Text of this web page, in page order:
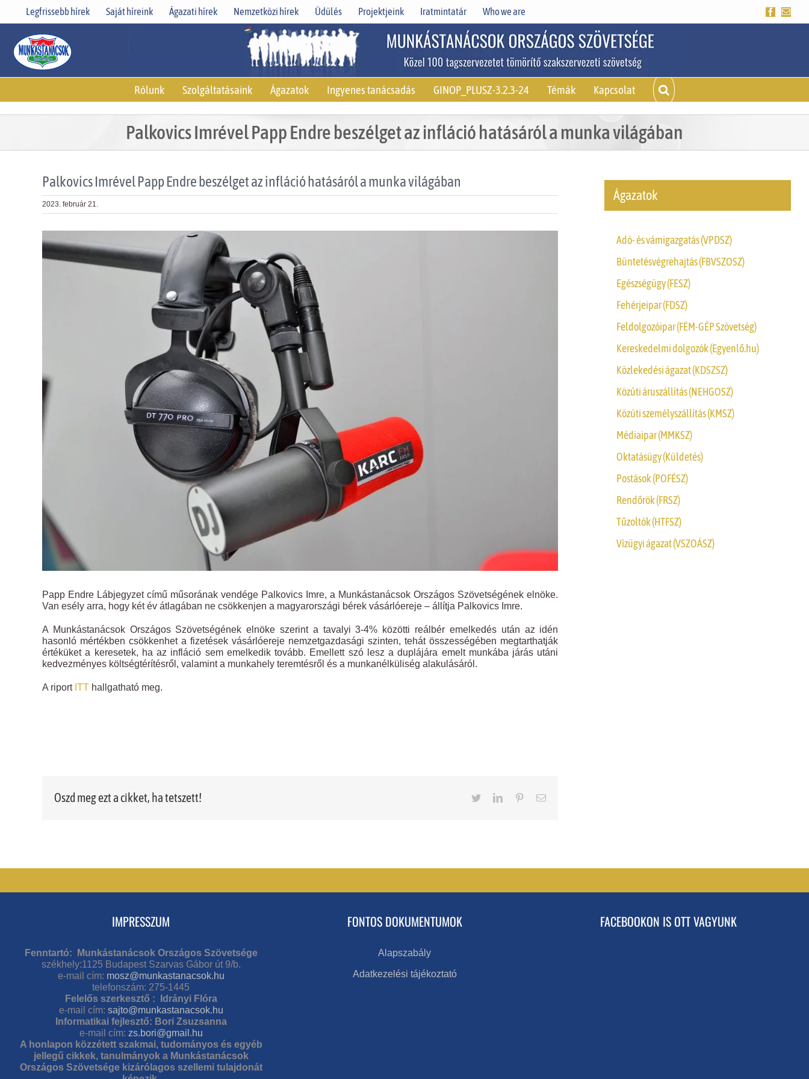
Legfrissebb hírek Saját híreink Ágazati hírek Nemzetközi hírek Üdülés Projektjeink Iratmintatár Who we are Facebook
Rólunk Szolgáltatásaink Ágazatok Ingyenes tanácsadás GINOP_PLUSZ-3.2.3-24 Témák Kapcsolat
Palkovics Imrével Papp Endre beszélget az infláció hatásáról a munka világában
Palkovics Imrével Papp Endre beszélget az infláció hatásáról a munka világában
2023. február 21.
Larger
Image
Papp Endre Lábjegyzet című műsorának vendége Palkovics Imre, a Munkástanácsok Országos Szövetségének elnöke.
Van esély arra, hogy két év átlagában ne csökkenjen a magyarországi bérek vásárlóereje – állítja Palkovics Imre.
A Munkástanácsok Országos Szövetségének elnöke szerint a tavalyi 3-4% közötti reálbér emelkedés után az idén
hasonló mértékben csökkenhet a fizetések vásárlóereje nemzetgazdasági szinten, tehát összességében megtarthatják
értéküket a keresetek, ha az infláció sem emelkedik tovább. Emellett szó lesz a duplájára emelt munkába járás utáni
kedvezményes költségtérítésről, valamint a munkahely teremtésről és a munkanélküliség alakulásáról.
A riport ITT hallgatható meg.
Oszd meg ezt a cikket, ha tetszett! TwitterLinkedInPinterestEmail
Ágazatok
Adó- és vámigazgatás (VPDSZ)
Büntetésvégrehajtás (FBVSZOSZ)
Egészségügy (FESZ)
Fehérjeipar (FDSZ)
Feldolgozóipar (FÉM-GÉP Szövetség)
Kereskedelmi dolgozók (Egyenlő.hu)
Közlekedési ágazat (KDSZSZ)
Közúti áruszállítás (NEHGOSZ)
Közúti személyszállítás (KMSZ)
Médiaipar (MMKSZ)
Oktatásügy (Küldetés)
Postások (POFÉSZ)
Rendőrök (FRSZ)
Tűzoltók (HTFSZ)
Vízügyi ágazat (VSZOÁSZ)
IMPRESSZUM
Fenntartó: Munkástanácsok Országos Szövetsége
székhely:1125 Budapest Szarvas Gábor út 9/b.
e-mail cím: mosz@munkastanacsok.hu
telefonszám: 275-1445
Felelős szerkesztő : Idrányi Flóra
e-mail cím: sajto@munkastanacsok.hu
Informatikai fejlesztő: Bori Zsuzsanna
e-mail cím: zs.bori@gmail.hu
A honlapon közzétett szakmai, tudományos és egyéb
jellegű cikkek, tanulmányok a Munkástanácsok
Országos Szövetsége kizárólagos szellemi tulajdonát
FONTOS DOKUMENTUMOK
Alapszabály
Adatkezelési tájékoztató
FACEBOOKON IS OTT VAGYUNK